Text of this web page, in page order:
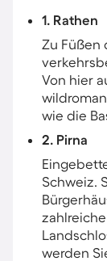
1. Rathen
Zu Füßen
Von hier
wie die
2. Pirna
Schweiz.
werden